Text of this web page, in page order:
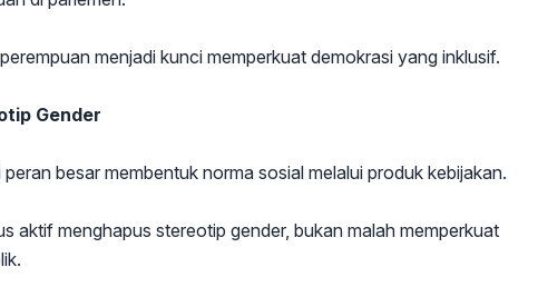
menjadi kunci memperkuat demokrasi yang inklusif.
Gender
besar membentuk norma sosial melalui produk kebijakan.
aktif menghapus stereotip gender, bukan malah memperkuat